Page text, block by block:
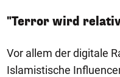
"Terror wird
Vor allem der digitale
Islamistische